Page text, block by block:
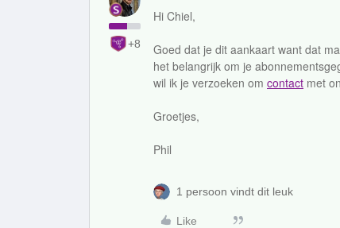
+8
Hi Chiel,
Goed dat je dit aankaart want dat
het belangrijk om je
wil ik je verzoeken om contact met
Groetjes,
Phil
1 persoon vindt dit leuk
Like